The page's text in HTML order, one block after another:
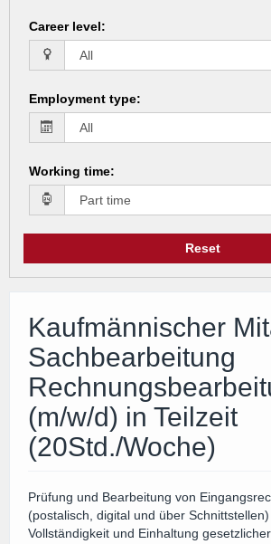
Career level:
Employment type:
Working time:
Reset
Kaufmännischer
Sachbearbeitung
(m/w/d) in Teilzeit
(20Std./Woche)
Prüfung und Bearbeitung von
(postalisch, digital und über
Vollständigkeit und Einhaltung